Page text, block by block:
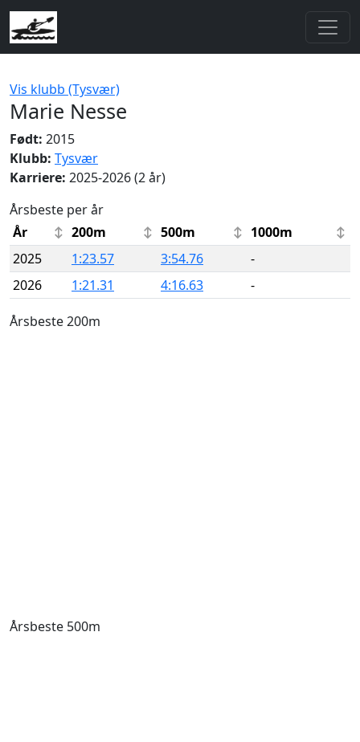
Vis klubb (Tysvær)
Marie Nesse
Født: 2015
Klubb: Tysvær
Karriere: 2025-2026 (2 år)
Årsbeste per år
År
200m 500m
1000m
2025
1:23.57 3:54.76
-
2026
1:21.31 4:16.63 -
Årsbeste 200m
Årsbeste 500m